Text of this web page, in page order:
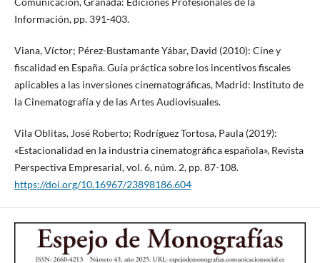
Información, pp. 391-403.
Viana, Víctor; Pérez-Bustamante Yábar, David (2010): Cine y
fiscalidad en España. Guía práctica sobre los incentivos fiscales
aplicables a las inversiones cinematográficas, Madrid: Instituto de
la Cinematografía y de las Artes Audiovisuales.
Vila Oblitas, José Roberto; Rodríguez Tortosa, Paula (2019):
«Estacionalidad en la industria cinematográfica española», Revista
Perspectiva Empresarial, vol. 6, núm. 2, pp. 87-108.
https://doi.org/10.16967/23898186.604